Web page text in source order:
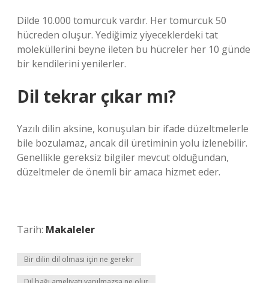
Dilde 10.000 tomurcuk vardır. Her tomurcuk 50
hücreden oluşur. Yediğimiz yiyeceklerdeki tat
moleküllerini beyne ileten bu hücreler her 10 günde
bir kendilerini yenilerler.
Dil tekrar çıkar mı?
Yazılı dilin aksine, konuşulan bir ifade düzeltmelerle
bile bozulamaz, ancak dil üretiminin yolu izlenebilir.
Genellikle gereksiz bilgiler mevcut olduğundan,
düzeltmeler de önemli bir amaca hizmet eder.
Tarih: Makaleler
Bir dilin dil olması için ne gerekir